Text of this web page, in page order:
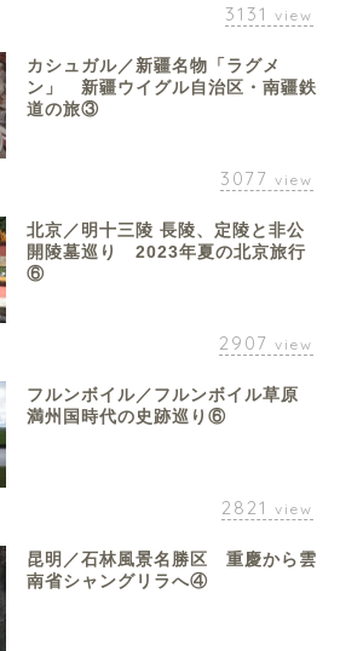
3131 view
カシュガル／新疆名物「ラグメ
ン」 新疆ウイグル自治区・南疆鉄
道の旅③
3077 view
北京／明十三陵 長陵、定陵と非公
開陵墓巡り 2023年夏の北京旅行
⑥
2907 view
フルンボイル／フルンボイル草原
満州国時代の史跡巡り⑥
2821 view
昆明／石林風景名勝区 重慶から雲
南省シャングリラへ④